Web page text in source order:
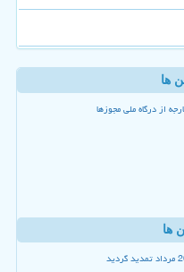
ها
از درگاه ملی مجوزها
ها